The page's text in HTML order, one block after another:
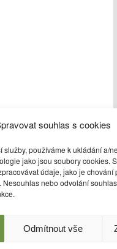
souhlas s cookies
služby, používáme k ukládání a/
jako jsou soubory cookies.
údaje, jako je chování
nebo odvolání
Odmítnout vše